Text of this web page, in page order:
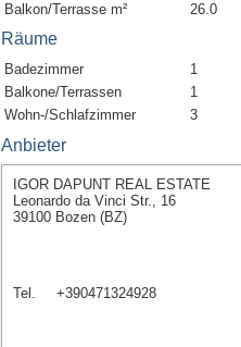
Balkon/Terrasse m²
26.0
Räume
Badezimmer
1
Balkone/Terrassen
1
Wohn-/Schlafzimmer
3
Anbieter
IGOR DAPUNT REAL ESTATE
Leonardo da Vinci Str., 16
39100 Bozen (BZ)
Tel. +390471324928